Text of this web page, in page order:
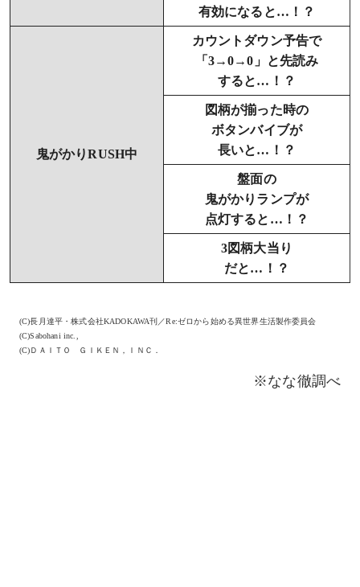
有効になると…！？
鬼がかりRUSH中
カウントダウン予告で
「3→0→0」と先読み
すると…！？
図柄が揃った時の
ボタンバイブが
長いと…！？
盤面の
鬼がかりランプが
点灯すると…！？
3図柄大当り
だと…！？
(C)長月達平・株式会社KADOKAWA刊／Re:ゼロから始める異世界生活製作委員会
(C)Sabohani inc.,
(C)ＤＡＩＴＯ ＧＩＫＥＮ，ＩＮＣ．
※なな徹調べ